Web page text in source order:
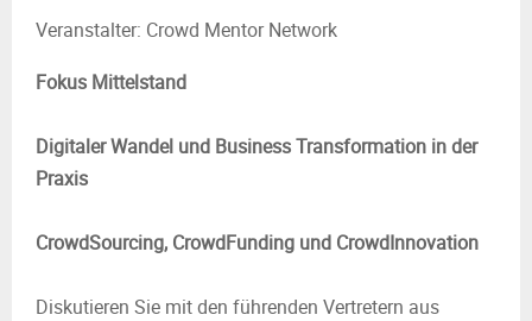
Veranstalter: Crowd Mentor Network
Fokus Mittelstand
Digitaler Wandel und Business Transformation in der
Praxis
CrowdSourcing, CrowdFunding und CrowdInnovation
Diskutieren Sie mit den führenden Vertretern aus